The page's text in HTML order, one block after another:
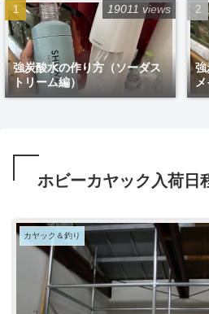
強炭酸水の作り方（ソーダス
トリーム編）
19011 views
強
ホビーカヤック入荷日
カヤック＆釣り